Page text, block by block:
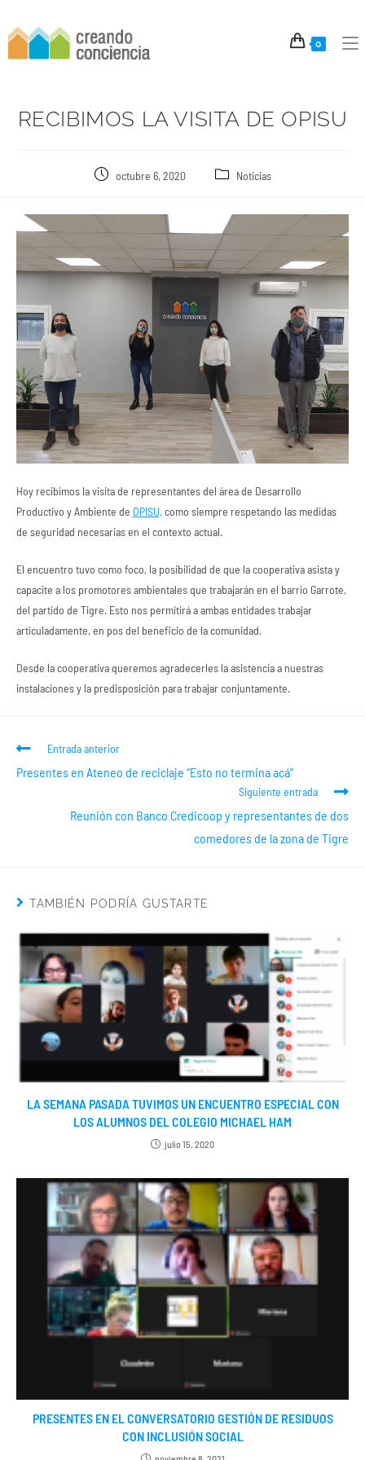
0
RECIBIMOS LA VISITA DE OPISU
octubre 6, 2020 Noticias
Hoy recibimos la visita de representantes del área de Desarrollo
Productivo y Ambiente de OPISU, como siempre respetando las medidas
de seguridad necesarias en el contexto actual.
El encuentro tuvo como foco, la posibilidad de que la cooperativa asista y
capacite a los promotores ambientales que trabajarán en el barrio Garrote,
del partido de Tigre. Esto nos permitirá a ambas entidades trabajar
articuladamente, en pos del beneficio de la comunidad.
Desde la cooperativa queremos agradecerles la asistencia a nuestras
instalaciones y la predisposición para trabajar conjuntamente.
Entrada anterior
Presentes en Ateneo de reciclaje “Esto no termina acá”
Siguiente entrada
Reunión con Banco Credicoop y representantes de dos
comedores de la zona de Tigre
TAMBIÉN PODRÍA GUSTARTE
LA SEMANA PASADA TUVIMOS UN ENCUENTRO ESPECIAL CON
LOS ALUMNOS DEL COLEGIO MICHAEL HAM
julio 15, 2020
PRESENTES EN EL CONVERSATORIO GESTIÓN DE RESIDUOS
CON INCLUSIÓN SOCIAL